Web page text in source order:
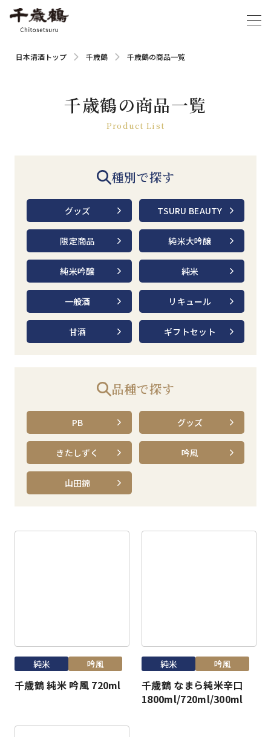
日本清酒トップ 千歳鶴 千歳鶴の商品一覧
千歳鶴の商品一覧
Product List
種別で探す
グッズ TSURU BEAUTY
限定商品 純米大吟醸
純米吟醸 純米
一般酒 リキュール
甘酒 ギフトセット
品種で探す
PB グッズ
きたしずく 吟風
山田錦
純米 吟風
千歳鶴 純米 吟風 720ml
純米 吟風
千歳鶴 なまら純米辛口
1800ml/720ml/300ml